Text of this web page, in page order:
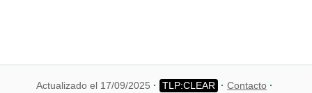
Actualizado el 17/09/2025 Contacto